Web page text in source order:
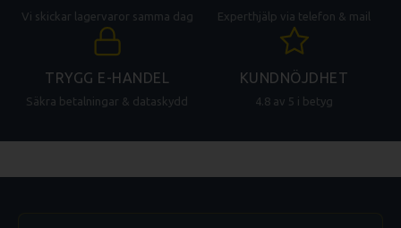
Vi skickar lagervaror samma dag Experthjälp via telefon & mail
TRYGG E-HANDEL
Säkra betalningar & dataskydd
KUNDNÖJDHET
4.8 av 5 i betyg